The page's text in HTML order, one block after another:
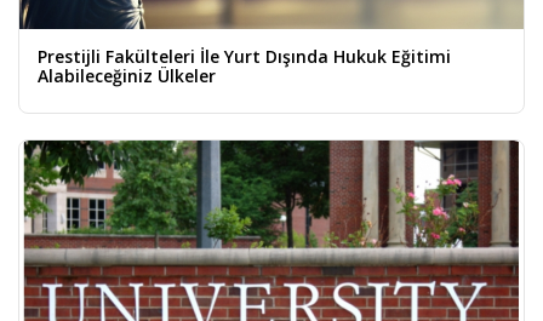
Prestijli Fakülteleri İle Yurt Dışında Hukuk Eğitimi
Alabileceğiniz Ülkeler